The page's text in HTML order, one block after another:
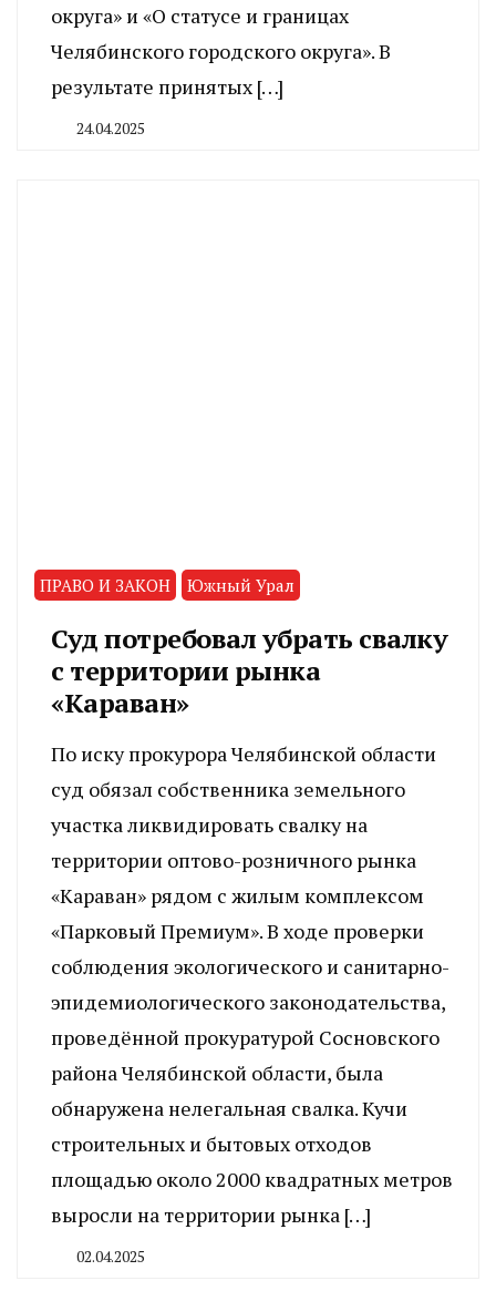
округа» и «О статусе и границах
Челябинского городского округа». В
результате принятых […]
24.04.2025
ПРАВО И ЗАКОН Южный Урал
Суд потребовал убрать свалку
с территории рынка
«Караван»
По иску прокурора Челябинской области
суд обязал собственника земельного
участка ликвидировать свалку на
территории оптово-розничного рынка
«Караван» рядом с жилым комплексом
«Парковый Премиум». В ходе проверки
соблюдения экологического и санитарно-
эпидемиологического законодательства,
проведённой прокуратурой Сосновского
района Челябинской области, была
обнаружена нелегальная свалка. Кучи
строительных и бытовых отходов
площадью около 2000 квадратных метров
выросли на территории рынка […]
02.04.2025